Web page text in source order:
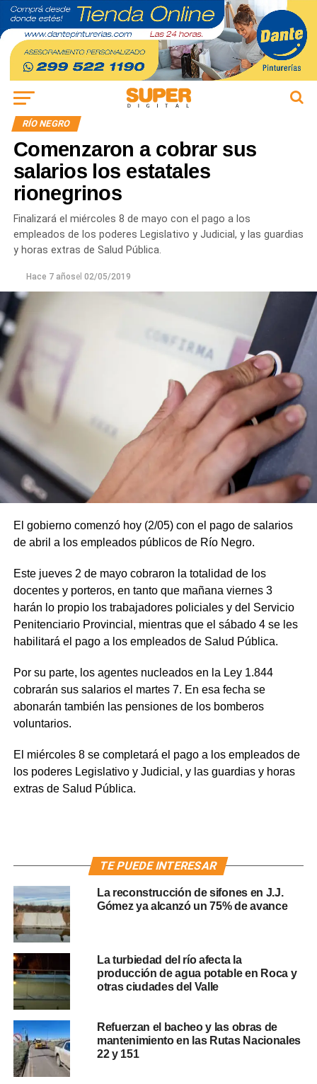
RÍO NEGRO
Comenzaron a cobrar sus
salarios los estatales
rionegrinos
Finalizará el miércoles 8 de mayo con el pago a los
empleados de los poderes Legislativo y Judicial, y las guardias
y horas extras de Salud Pública.
Hace 7 añosel 02/05/2019
El gobierno comenzó hoy (2/05) con el pago de salarios
de abril a los empleados públicos de Río Negro.
Este jueves 2 de mayo cobraron la totalidad de los
docentes y porteros, en tanto que mañana viernes 3
harán lo propio los trabajadores policiales y del Servicio
Penitenciario Provincial, mientras que el sábado 4 se les
habilitará el pago a los empleados de Salud Pública.
Por su parte, los agentes nucleados en la Ley 1.844
cobrarán sus salarios el martes 7. En esa fecha se
abonarán también las pensiones de los bomberos
voluntarios.
El miércoles 8 se completará el pago a los empleados de
los poderes Legislativo y Judicial, y las guardias y horas
extras de Salud Pública.
TE PUEDE INTERESAR
La reconstrucción de sifones en J.J.
Gómez ya alcanzó un 75% de avance
La turbiedad del río afecta la
producción de agua potable en Roca y
otras ciudades del Valle
Refuerzan el bacheo y las obras de
mantenimiento en las Rutas Nacionales
22 y 151